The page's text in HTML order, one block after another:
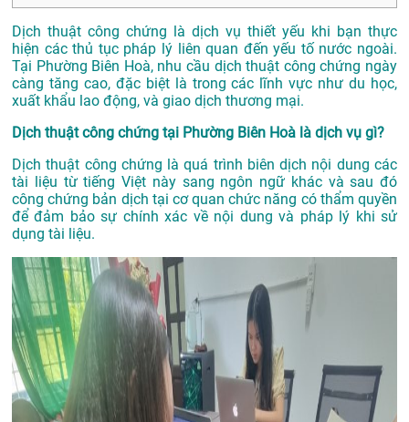
Dịch thuật công chứng là dịch vụ thiết yếu khi bạn thực
hiện các thủ tục pháp lý liên quan đến yếu tố nước ngoài.
Tại Phường Biên Hoà, nhu cầu dịch thuật công chứng ngày
càng tăng cao, đặc biệt là trong các lĩnh vực như du học,
xuất khẩu lao động, và giao dịch thương mại.
Dịch thuật công chứng tại Phường Biên Hoà là dịch vụ gì?
Dịch thuật công chứng là quá trình biên dịch nội dung các
tài liệu từ tiếng Việt này sang ngôn ngữ khác và sau đó
công chứng bản dịch tại cơ quan chức năng có thẩm quyền
để đảm bảo sự chính xác về nội dung và pháp lý khi sử
dụng tài liệu.